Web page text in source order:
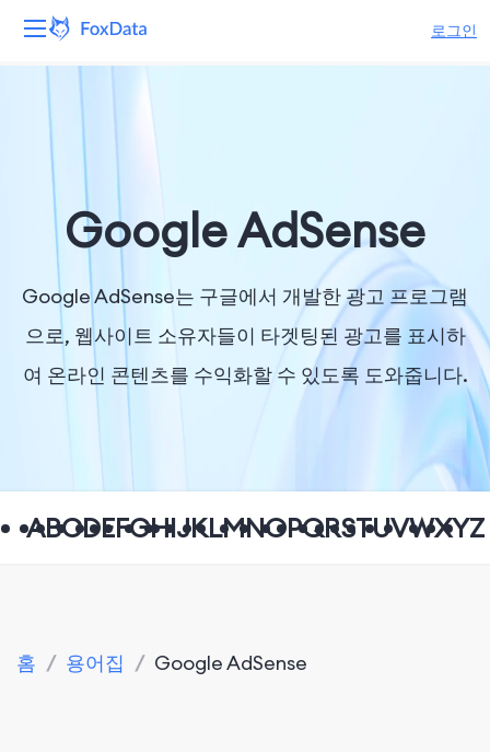
로그인
회사
Google AdSense
Google AdSense는 구글에서 개발한 광고 프로그램
으로, 웹사이트 소유자들이 타겟팅된 광고를 표시하
여 온라인 콘텐츠를 수익화할 수 있도록 도와줍니다.
ABCDEFGHIJKLMNOPQRSTUVWXYZ
홈 / 용어집 / Google AdSense